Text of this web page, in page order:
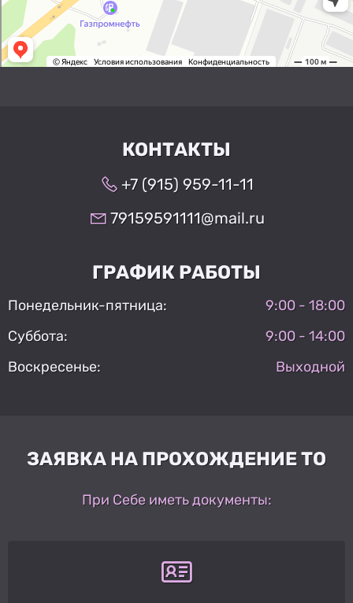
КОНТАКТЫ
+7 (915) 959-11-11
79159591111@mail.ru
ГРАФИК РАБОТЫ
Понедельник-пятница:
9:00 - 18:00
Суббота:
9:00 - 14:00
Воскресенье:
Выходной
ЗАЯВКА НА ПРОХОЖДЕНИЕ ТО
При Себе иметь документы: